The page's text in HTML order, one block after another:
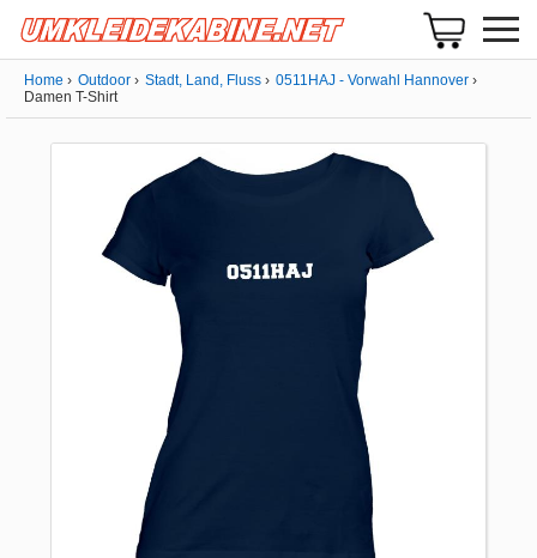
Home Outdoor Stadt, Land, Fluss
0511HAJ - Vorwahl Hannover
Damen T-Shirt